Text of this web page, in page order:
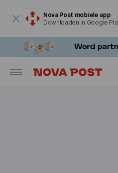
Nova Post mobiele app
Downloaden in Google